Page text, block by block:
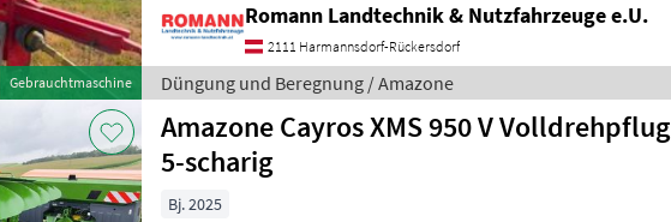
Gebrauchtmaschine
Romann Landtechnik & Nutzfahrzeuge e.U.
2111 Harmannsdorf-Rückersdorf
Düngung und Beregnung / Amazone
Amazone Cayros XMS 950 V Volldrehpflug
5-scharig
Bj. 2025